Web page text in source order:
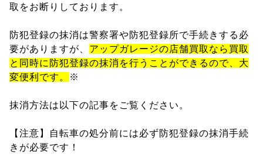
取をお断りしております。
防犯登録の抹消は警察署や防犯登録所で手続きする必
要がありますが、 アップガレージの店舗買取なら買取
と同時に防犯登録の抹消を行うことができるので、大
変便利です。
※
抹消方法は以下の記事をご覧ください。
【注意】自転車の処分前には必ず防犯登録の抹消手続
きが必要です！